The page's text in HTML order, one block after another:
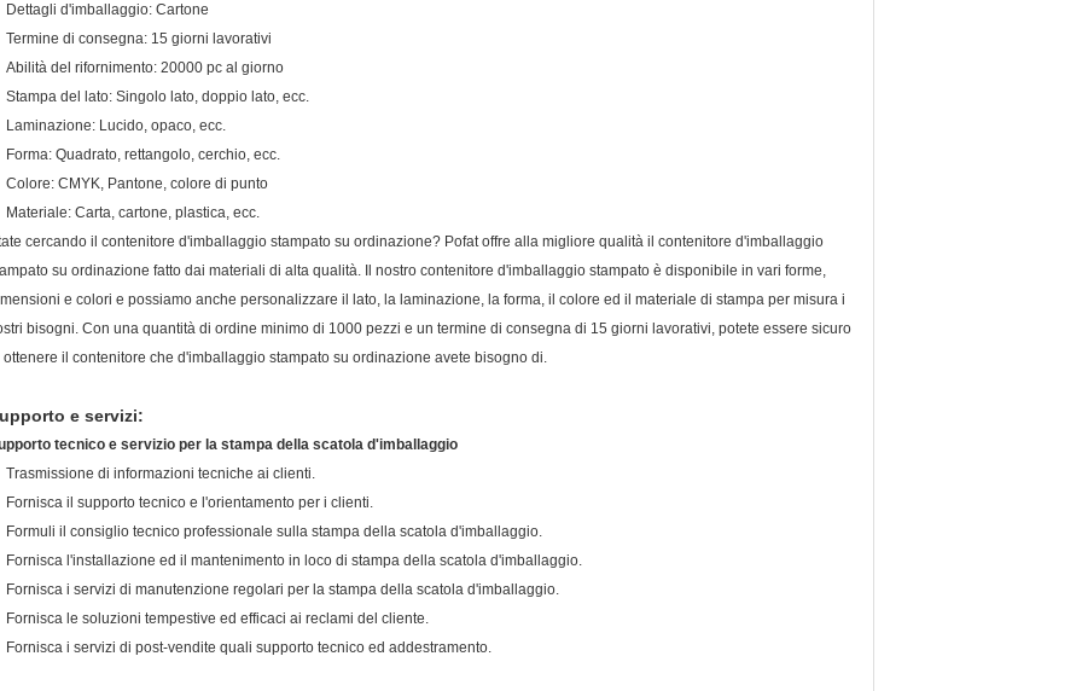
Dettagli d'imballaggio: Cartone
Termine di consegna: 15 giorni lavorativi
Abilità del rifornimento: 20000 pc al giorno
Stampa del lato: Singolo lato, doppio lato, ecc.
Laminazione: Lucido, opaco, ecc.
Forma: Quadrato, rettangolo, cerchio, ecc.
Colore: CMYK, Pantone, colore di punto
Materiale: Carta, cartone, plastica, ecc.
cercando il contenitore d'imballaggio stampato su ordinazione? Pofat offre alla migliore qualità il contenitore d'imballaggio
su ordinazione fatto dai materiali di alta qualità. Il nostro contenitore d'imballaggio stampato è disponibile in vari forme,
e colori e possiamo anche personalizzare il lato, la laminazione, la forma, il colore ed il materiale di stampa per misura i
bisogni. Con una quantità di ordine minimo di 1000 pezzi e un termine di consegna di 15 giorni lavorativi, potete essere sicuro
ottenere il contenitore che d'imballaggio stampato su ordinazione avete bisogno di.
e servizi:
tecnico e servizio per la stampa della scatola d'imballaggio
Trasmissione di informazioni tecniche ai clienti.
Fornisca il supporto tecnico e l'orientamento per i clienti.
Formuli il consiglio tecnico professionale sulla stampa della scatola d'imballaggio.
Fornisca l'installazione ed il mantenimento in loco di stampa della scatola d'imballaggio.
Fornisca i servizi di manutenzione regolari per la stampa della scatola d'imballaggio.
Fornisca le soluzioni tempestive ed efficaci ai reclami del cliente.
Fornisca i servizi di post-vendite quali supporto tecnico ed addestramento.